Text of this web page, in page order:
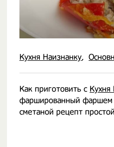
Кухня Наизнанку
Как приготовить с Кухня
фаршированный фаршем
сметаной рецепт